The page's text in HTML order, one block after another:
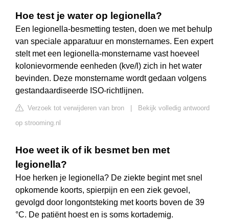
Hoe test je water op legionella?
Een legionella-besmetting testen, doen we met behulp
van speciale apparatuur en monsternames. Een expert
stelt met een legionella-monstername vast hoeveel
kolonievormende eenheden (kve/l) zich in het water
bevinden. Deze monstername wordt gedaan volgens
gestandaardiseerde ISO-richtlijnen.
Verzoek tot verwijderen van bron
Bekijk volledig antwoord
op strooming.nl
Hoe weet ik of ik besmet ben met
legionella?
Hoe herken je legionella? De ziekte begint met snel
opkomende koorts, spierpijn en een ziek gevoel,
gevolgd door longontsteking met koorts boven de 39
°C. De patiënt hoest en is soms kortademig.